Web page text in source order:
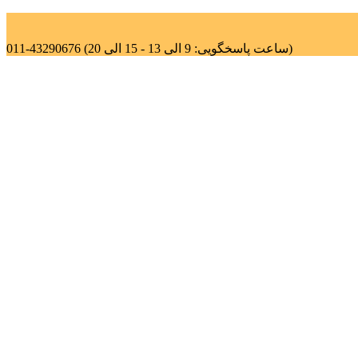
011-43290676 (ساعت پاسخگویی: 9 الی 13 - 15 الی 20)